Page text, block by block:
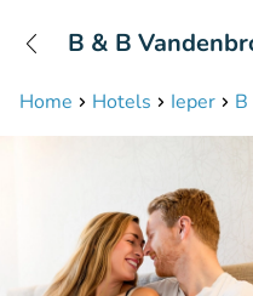
Home Hotels Ieper
B & B